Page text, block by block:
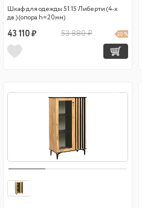
Шкаф для одежды 51.15 Либерти (4-х
дв.) (опора h=20мм)
43 110 ₽ 53 880 ₽ 20 %